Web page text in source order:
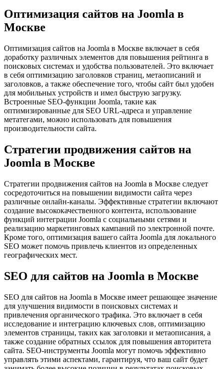
Оптимизация сайтов на Joomla в
Москве
Оптимизация сайтов на Joomla в Москве включает в себя
доработку различных элементов для повышения рейтинга в
поисковых системах и удобства пользователей. Это включает
в себя оптимизацию заголовков страниц, метаописаний и
заголовков, а также обеспечение того, чтобы сайт был удобен
для мобильных устройств и имел быструю загрузку.
Встроенные SEO-функции Joomla, такие как
оптимизированные для SEO URL-адреса и управление
метатегами, можно использовать для повышения
производительности сайта.
Стратегии продвижения сайтов на
Joomla в Москве
Стратегии продвижения сайтов на Joomla в Москве следует
сосредоточиться на повышении видимости сайта через
различные онлайн-каналы. Эффективные стратегии включают
создание высококачественного контента, использование
функций интеграции Joomla с социальными сетями и
реализацию маркетинговых кампаний по электронной почте.
Кроме того, оптимизация вашего сайта Joomla для локального
SEO может помочь привлечь клиентов из определенных
географических мест.
SEO для сайтов на Joomla в Москве
SEO для сайтов на Joomla в Москве имеет решающее значение
для улучшения видимости в поисковых системах и
привлечения органического трафика. Это включает в себя
исследование и интеграцию ключевых слов, оптимизацию
элементов страницы, таких как заголовки и метаописания, а
также создание обратных ссылок для повышения авторитета
сайта. SEO-инструменты Joomla могут помочь эффективно
управлять этими аспектами, гарантируя, что ваш сайт будет